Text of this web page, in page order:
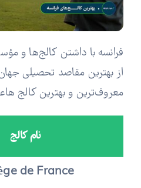
فرانسه با داشتن کالج‌ها و
از بهترین مقاصد تحصیلی
معروف‌ترین و بهترین کالج‌
نام کالج
de France